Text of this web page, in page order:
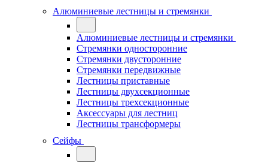
Алюминиевые лестницы и стремянки
Алюминиевые лестницы и стремянки
Стремянки односторонние
Стремянки двусторонние
Стремянки передвижные
Лестницы приставные
Лестницы двухсекционные
Лестницы трехсекционные
Аксессуары для лестниц
Лестницы трансформеры
Сейфы